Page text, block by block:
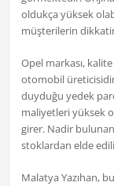
oldukça yüksek
müşterilerin
Opel markası,
otomobil
duyduğu yedek
maliyetleri yüksek
girer. Nadir
stoklardan elde
Malatya Yazıhan,